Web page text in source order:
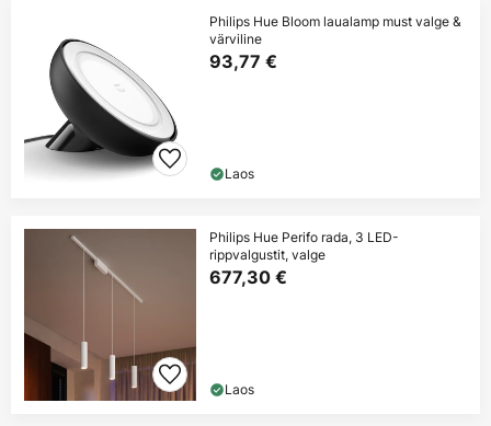
Philips Hue Bloom laualamp must valge &
värviline
93,77 €
Laos
Philips Hue Perifo rada, 3 LED-
rippvalgustit, valge
677,30 €
Laos